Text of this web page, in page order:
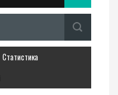
Статистика